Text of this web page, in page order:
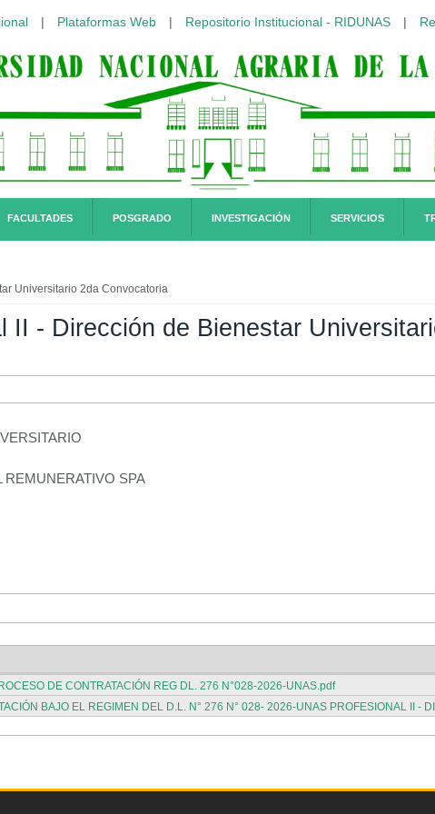
| Plataformas Web | Repositorio Institucional - RIDUNAS |
FACULTADES POSGRADO INVESTIGACIÓN SERVICIOS
Universitario 2da Convocatoria
II - Dirección de Bienestar
REMUNERATIVO SPA
DE CONTRATACIÓN REG DL. 276 N°028-2026-UNAS.pdf
BAJO EL REGIMEN DEL D.L. N° 276 N° 028- 2026-UNAS PROFESIONAL II -